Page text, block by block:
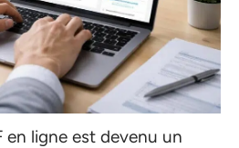
en ligne est devenu un